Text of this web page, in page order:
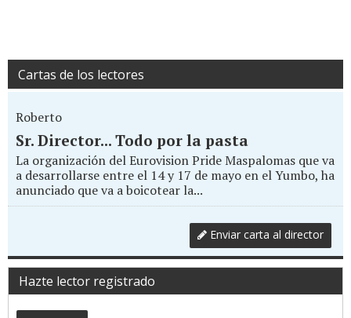
Cartas de los lectores
Roberto
Sr. Director... Todo por la pasta
La organización del Eurovision Pride Maspalomas que va
a desarrollarse entre el 14 y 17 de mayo en el Yumbo, ha
anunciado que va a boicotear la...
Enviar carta al director
Hazte lector registrado